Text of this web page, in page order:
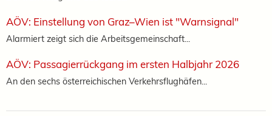
AÖV: Einstellung von Graz–Wien ist "Warnsignal"
Alarmiert zeigt sich die Arbeitsgemeinschaft...
AÖV: Passagierrückgang im ersten Halbjahr 2026
An den sechs österreichischen Verkehrsflughäfen...